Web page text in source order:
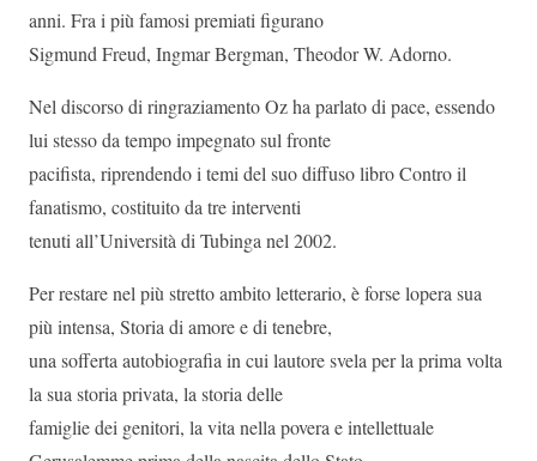
anni. Fra i più famosi premiati figurano
Sigmund Freud, Ingmar Bergman, Theodor W. Adorno.
Nel discorso di ringraziamento Oz ha parlato di pace, essendo
lui stesso da tempo impegnato sul fronte
pacifista, riprendendo i temi del suo diffuso libro Contro il
fanatismo, costituito da tre interventi
tenuti all’Università di Tubinga nel 2002.
Per restare nel più stretto ambito letterario, è forse lopera sua
più intensa, Storia di amore e di tenebre,
una sofferta autobiografia in cui lautore svela per la prima volta
la sua storia privata, la storia delle
famiglie dei genitori, la vita nella povera e intellettuale